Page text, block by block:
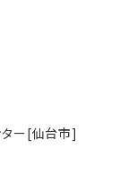
ター[仙台市]